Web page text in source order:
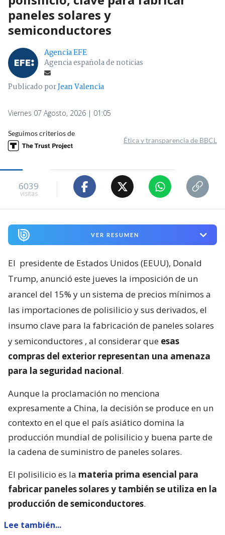
paneles solares y
semiconductores
Agencia EFE
Agencia española de noticias
Publicado porJean Valencia
Viernes 07 Agosto, 2026 | 01:05
Seguimos criterios de
Ética y transparencia de BBCL
6039
visitas
VER RESUMEN
El presidente de Estados Unidos (EEUU), Donald
Trump, anunció este jueves la imposición de un
arancel del 15% y un sistema de precios mínimos a
las importaciones de polisilicio y sus derivados, el
insumo clave para la fabricación de paneles solares
y semiconductores , al considerar que esas
compras del exterior representan una amenaza
para la seguridad nacional.
Aunque la proclamación no menciona
expresamente a China, la decisión se produce en un
contexto en el que el país asiático domina la
producción mundial de polisilicio y buena parte de
la cadena de suministro de paneles solares.
El polisilicio es la materia prima esencial para
fabricar paneles solares y también se utiliza en la
producción de semiconductores.
Lee también...